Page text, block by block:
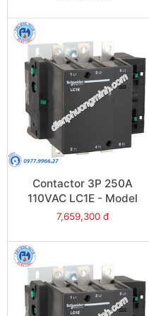
Contactor 3P 250A
110VAC LC1E - Model
LC1E250F6
7,659,300 đ